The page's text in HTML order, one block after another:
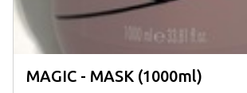
MAGIC - MASK (1000ml)